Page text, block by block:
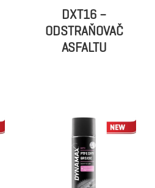
DXT16 –
ODSTRAŇOVAČ
ASFALTU